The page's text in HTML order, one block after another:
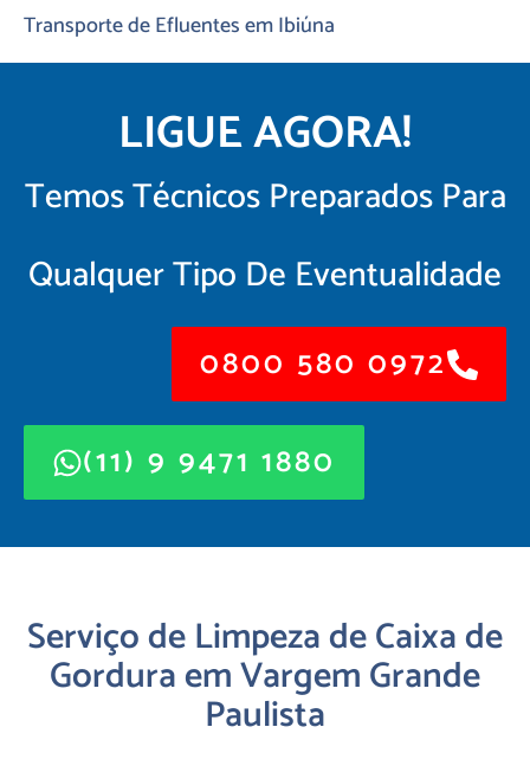
Transporte de Efluentes em Ibiúna
LIGUE AGORA!
Temos Técnicos Preparados Para
Qualquer Tipo De Eventualidade
0800 580 0972
(11) 9 9471 1880
Serviço de Limpeza de Caixa de
Gordura em Vargem Grande
Paulista